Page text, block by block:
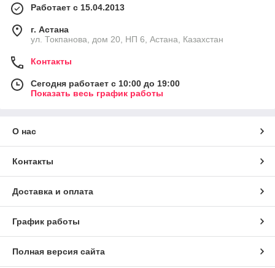
Работает с 15.04.2013
г. Астана
ул. Токпанова, дом 20, НП 6, Астана, Казахстан
Контакты
Сегодня работает с 10:00 до 19:00
Показать весь график работы
О нас
Контакты
Доставка и оплата
График работы
Полная версия сайта